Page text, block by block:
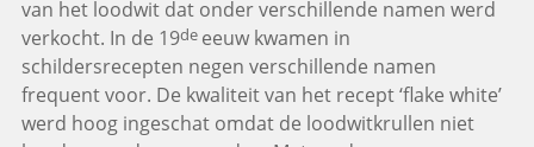
van het loodwit dat onder verschillende namen werd
verkocht. In de 19de eeuw kwamen in
schildersrecepten negen verschillende namen
frequent voor. De kwaliteit van het recept ‘flake white’
werd hoog ingeschat omdat de loodwitkrullen niet